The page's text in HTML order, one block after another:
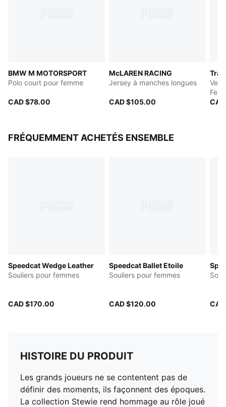
BMW M MOTORSPORT
Polo court pour femme
CAD $78.00
McLAREN RACING
Jersey à manches longues
CAD $105.00
FRÉQUEMMENT ACHETÉS ENSEMBLE
Speedcat Wedge Leather
Souliers pour femmes
CAD $170.00
Speedcat Ballet Etoile
Souliers pour femmes
CAD $120.00
HISTOIRE DU PRODUIT
Les grands joueurs ne se contentent pas de
définir des moments, ils façonnent des époques.
La collection Stewie rend hommage au rôle joué